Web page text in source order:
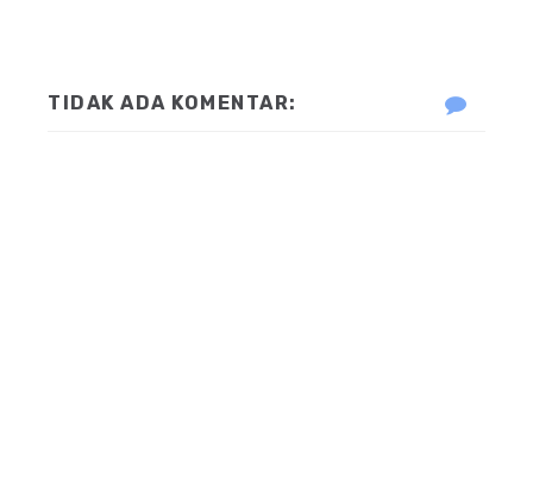
TIDAK ADA KOMENTAR: